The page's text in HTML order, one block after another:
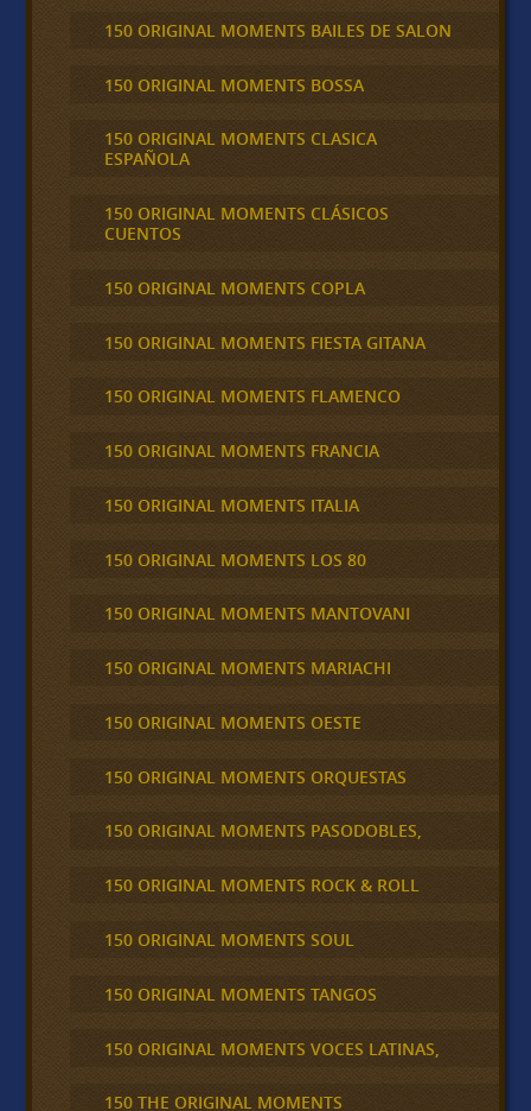
150 ORIGINAL MOMENTS BAILES DE SALON
150 ORIGINAL MOMENTS BOSSA
150 ORIGINAL MOMENTS CLASICA
ESPAÑOLA
150 ORIGINAL MOMENTS CLÁSICOS
CUENTOS
150 ORIGINAL MOMENTS COPLA
150 ORIGINAL MOMENTS FIESTA GITANA
150 ORIGINAL MOMENTS FLAMENCO
150 ORIGINAL MOMENTS FRANCIA
150 ORIGINAL MOMENTS ITALIA
150 ORIGINAL MOMENTS LOS 80
150 ORIGINAL MOMENTS MANTOVANI
150 ORIGINAL MOMENTS MARIACHI
150 ORIGINAL MOMENTS OESTE
150 ORIGINAL MOMENTS ORQUESTAS
150 ORIGINAL MOMENTS PASODOBLES,
150 ORIGINAL MOMENTS ROCK & ROLL
150 ORIGINAL MOMENTS SOUL
150 ORIGINAL MOMENTS TANGOS
150 ORIGINAL MOMENTS VOCES LATINAS,
150 THE ORIGINAL MOMENTS